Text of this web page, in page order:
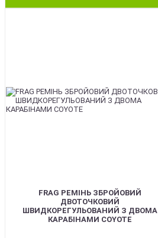
FRAG РЕМІНЬ ЗБРОЙОВИЙ
ДВОТОЧКОВИЙ
ШВИДКОРЕГУЛЬОВАНИЙ З ДВОМА
КАРАБІНАМИ COYOTE